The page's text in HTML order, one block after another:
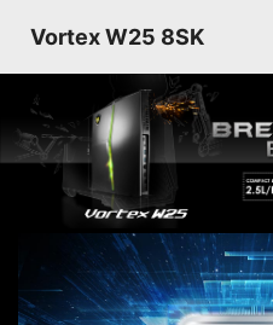
Vortex W25 8SK